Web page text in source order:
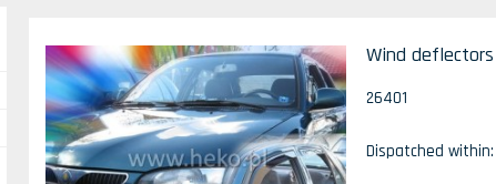
Wind deflectors
26401
Dispatched within: